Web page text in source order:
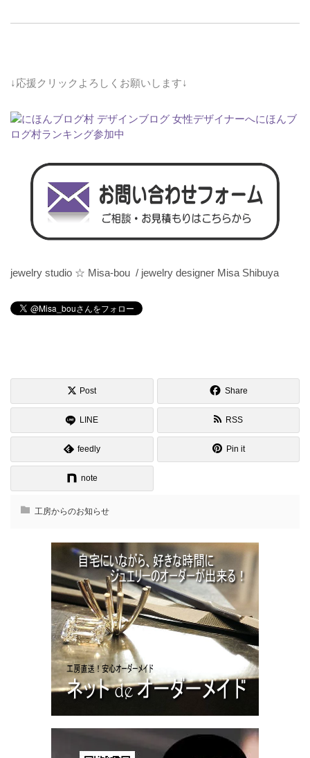
↓応援クリックよろしくお願いします↓
にほんブ
ログ村ランキング参加中
jewelry studio ☆ Misa-bou / jewelry designer Misa Shibuya
Post Share
LINE RSS
feedly Pin it
note
工房からのお知らせ